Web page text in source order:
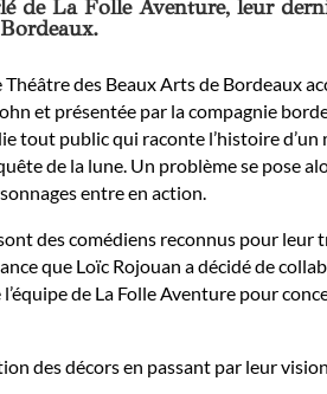
de La Folle Aventure, leur
des Beaux Arts de Bordeaux
et présentée par la compagnie
tout public qui raconte l’histoire
de la lune. Un problème se pose
entre en action.
des comédiens reconnus pour leur
que Loïc Rojouan a décidé de
de La Folle Aventure pour
des décors en passant par leur